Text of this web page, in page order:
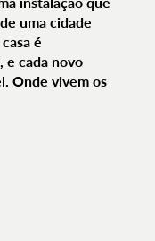
uma cidade
é
e cada novo
Onde vivem os